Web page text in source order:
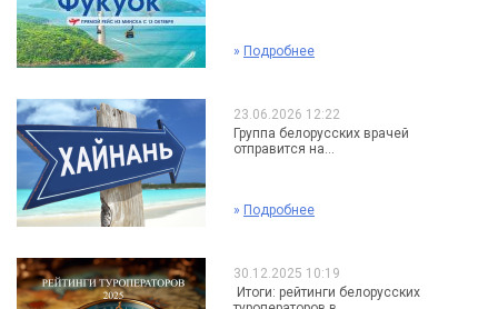
» Подробнее
23.06.2026 12:22
Группа белорусских врачей
отправится на...
» Подробнее
30.12.2025 10:19
Итоги: рейтинги белорусских